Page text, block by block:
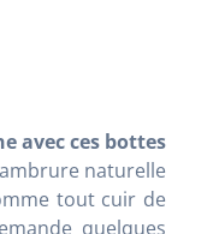
avec ces bottes
naturelle
tout cuir de
quelques